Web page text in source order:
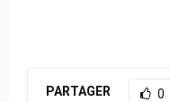
PARTAGER 0